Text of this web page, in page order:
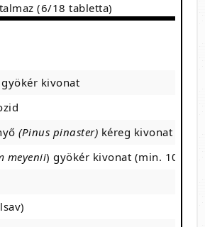
(6/18 tabletta)
gyökér kivonat
(Pinus pinaster) kéreg kivonat
meyenii) gyökér kivonat (min. 10:1)